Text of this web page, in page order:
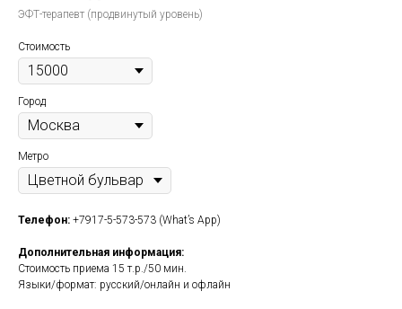
ЭФТ-терапевт (продвинутый уровень)
Стоимость
Город
Метро
Телефон: +7917-5-573-573 (What’s App)
Дополнительная информация:
Стоимость приема 15 т.р./50 мин.
Языки/формат: русский/онлайн и офлайн